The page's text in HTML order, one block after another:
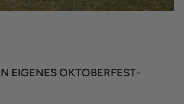
EIGENES OKTOBERFEST-